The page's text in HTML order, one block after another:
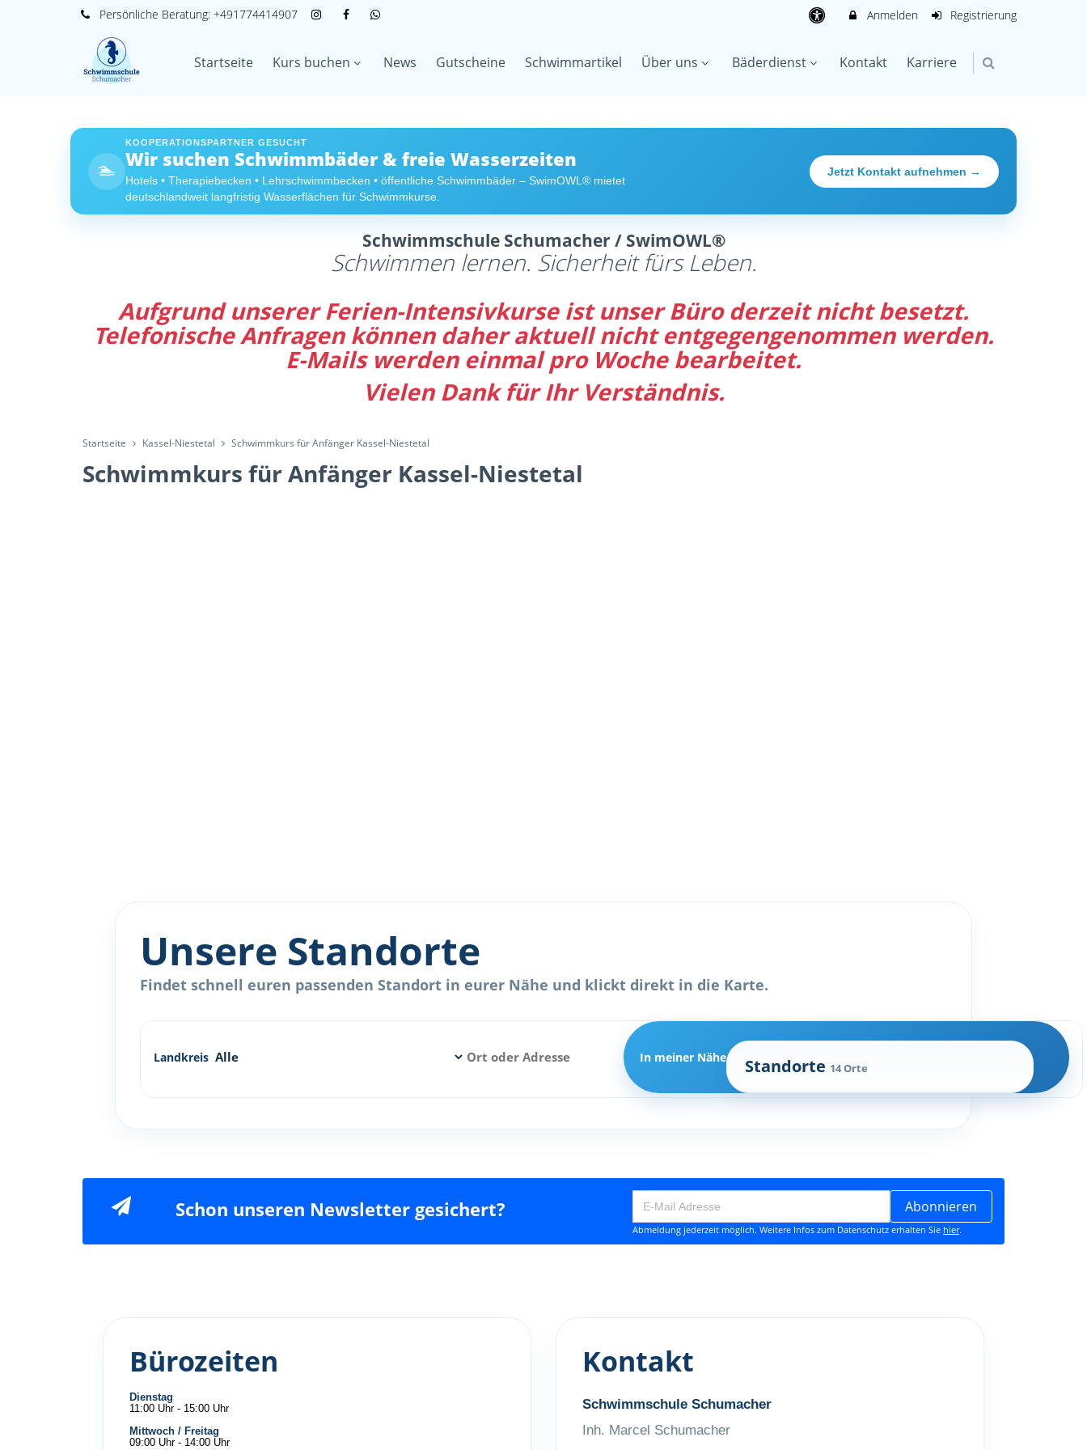
Persönliche Beratung: +491774414907 Anmelden Registrierung
Startseite Kurs buchen News Gutscheine Schwimmartikel Über uns Bäderdienst Kontakt Karriere
🏊
KOOPERATIONSPARTNER GESUCHT
Wir suchen Schwimmbäder & freie Wasserzeiten
Hotels • Therapiebecken • Lehrschwimmbecken • öffentliche Schwimmbäder – SwimOWL® mietet
deutschlandweit langfristig Wasserflächen für Schwimmkurse.
Jetzt Kontakt aufnehmen →
Schwimmschule Schumacher / SwimOWL®
Schwimmen lernen. Sicherheit fürs Leben.
Aufgrund unserer Ferien-Intensivkurse ist unser Büro derzeit nicht besetzt.
Telefonische Anfragen können daher aktuell nicht entgegengenommen werden.
E-Mails werden einmal pro Woche bearbeitet.
Vielen Dank für Ihr Verständnis.
Startseite Kassel-Niestetal Schwimmkurs für Anfänger Kassel-Niestetal
Schwimmkurs für Anfänger Kassel-Niestetal
Unsere Standorte
Findet schnell euren passenden Standort in eurer Nähe und klickt direkt in die Karte.
Landkreis In meiner Nähe Standorte 14 Orte
Schon unseren Newsletter gesichert? Abonnieren
Abmeldung jederzeit möglich. Weitere Infos zum Datenschutz erhalten Sie hier.
Bürozeiten
Dienstag
11:00 Uhr - 15:00 Uhr
Mittwoch / Freitag
09:00 Uhr - 14:00 Uhr
Kontakt
Schwimmschule Schumacher
Inh. Marcel Schumacher